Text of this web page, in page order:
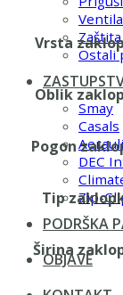
Ostali
Smay
Casals
DEC
Zip-
PODRŠKA
OBJAVE
Vrsta
Oblik
Pogon
Tip
Širina